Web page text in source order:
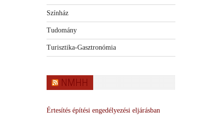
Színház
Tudomány
Turisztika-Gasztronómia
NMHH
Értesítés építési engedélyezési eljárásban